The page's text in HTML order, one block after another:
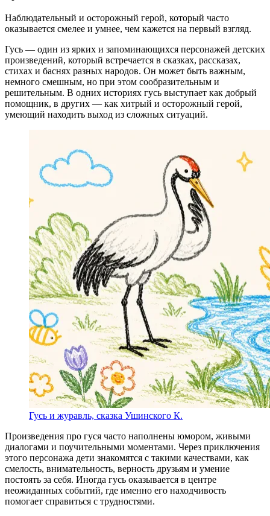
Наблюдательный и осторожный герой, который часто
оказывается смелее и умнее, чем кажется на первый взгляд.
Гусь — один из ярких и запоминающихся персонажей детских
произведений, который встречается в сказках, рассказах,
стихах и баснях разных народов. Он может быть важным,
немного смешным, но при этом сообразительным и
решительным. В одних историях гусь выступает как добрый
помощник, в других — как хитрый и осторожный герой,
умеющий находить выход из сложных ситуаций.
Гусь и журавль, сказка Ушинского К.
Произведения про гуся часто наполнены юмором, живыми
диалогами и поучительными моментами. Через приключения
этого персонажа дети знакомятся с такими качествами, как
смелость, внимательность, верность друзьям и умение
постоять за себя. Иногда гусь оказывается в центре
неожиданных событий, где именно его находчивость
помогает справиться с трудностями.